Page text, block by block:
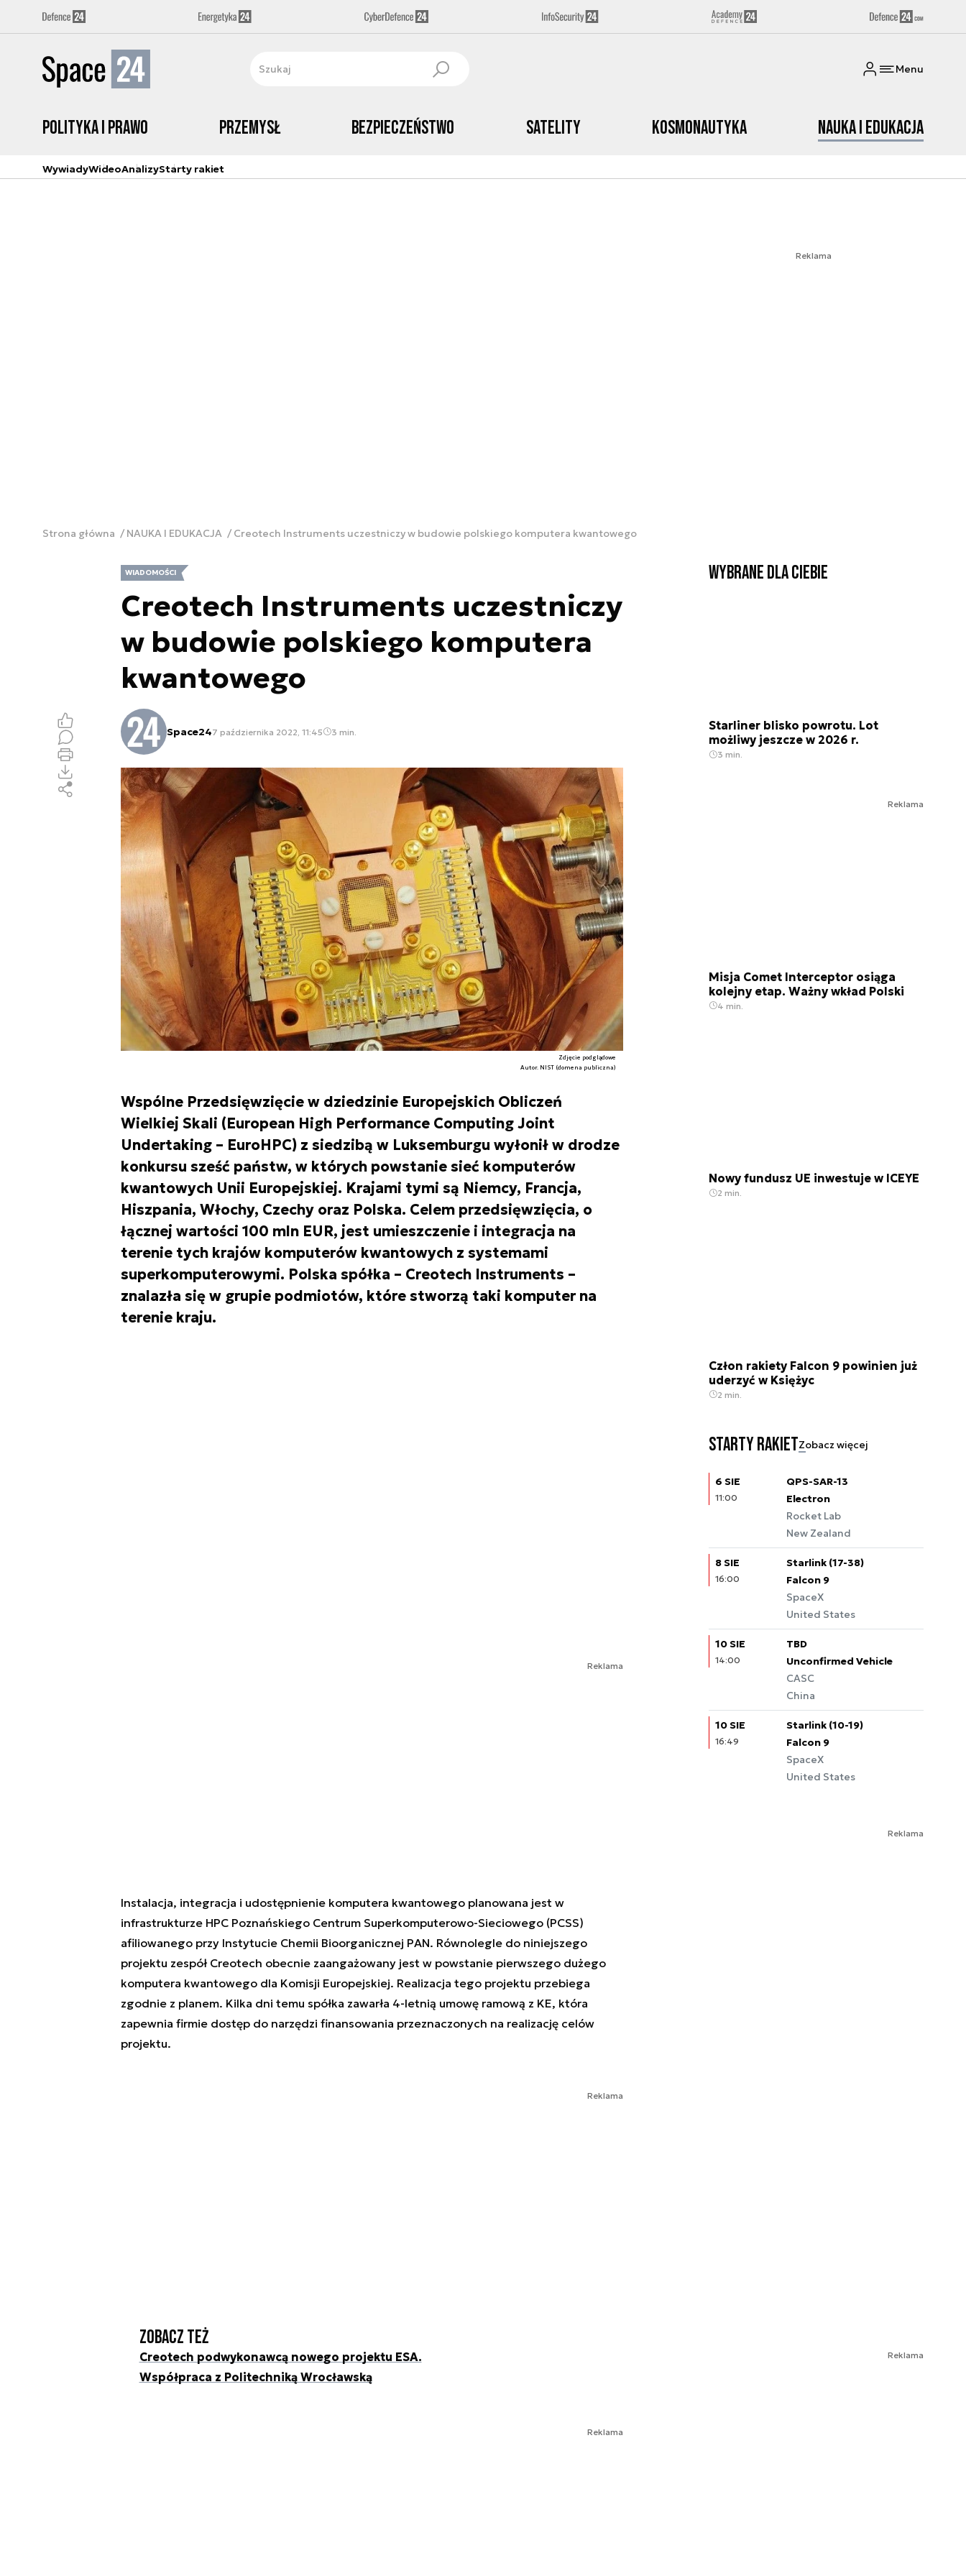
Menu
Polityka i prawo Przemysł Bezpieczeństwo Satelity Kosmonautyka Nauka i edukacja
WywiadyWideoAnalizyStarty rakiet
Reklama
Strona główna NAUKA I EDUKACJA Creotech Instruments uczestniczy w budowie polskiego komputera kwantowego
WIADOMOŚCI
Creotech Instruments uczestniczy
w budowie polskiego komputera
kwantowego
Space247 października 2022, 11:45 3 min.
Zdjęcie podglądowe
Autor. NIST (domena publiczna)
Wspólne Przedsięwzięcie w dziedzinie Europejskich Obliczeń
Wielkiej Skali (European High Performance Computing Joint
Undertaking – EuroHPC) z siedzibą w Luksemburgu wyłonił w drodze
konkursu sześć państw, w których powstanie sieć komputerów
kwantowych Unii Europejskiej. Krajami tymi są Niemcy, Francja,
Hiszpania, Włochy, Czechy oraz Polska. Celem przedsięwzięcia, o
łącznej wartości 100 mln EUR, jest umieszczenie i integracja na
terenie tych krajów komputerów kwantowych z systemami
superkomputerowymi. Polska spółka – Creotech Instruments –
znalazła się w grupie podmiotów, które stworzą taki komputer na
terenie kraju.
Reklama
Instalacja, integracja i udostępnienie komputera kwantowego planowana jest w
infrastrukturze HPC Poznańskiego Centrum Superkomputerowo-Sieciowego (PCSS)
afiliowanego przy Instytucie Chemii Bioorganicznej PAN. Równolegle do niniejszego
projektu zespół Creotech obecnie zaangażowany jest w powstanie pierwszego dużego
komputera kwantowego dla Komisji Europejskiej. Realizacja tego projektu przebiega
zgodnie z planem. Kilka dni temu spółka zawarła 4-letnią umowę ramową z KE, która
zapewnia firmie dostęp do narzędzi finansowania przeznaczonych na realizację celów
projektu.
Reklama
Zobacz też
Creotech podwykonawcą nowego projektu ESA.
Współpraca z Politechniką Wrocławską
Reklama
Wybrane dla Ciebie
Starliner blisko powrotu. Lot
możliwy jeszcze w 2026 r.
3 min.
Reklama
Misja Comet Interceptor osiąga
kolejny etap. Ważny wkład Polski
4 min.
Nowy fundusz UE inwestuje w ICEYE
2 min.
Człon rakiety Falcon 9 powinien już
uderzyć w Księżyc
2 min.
Starty rakietZobacz więcej
6 SIE
11:00
QPS-SAR-13
Electron
Rocket Lab
New Zealand
8 SIE
16:00
Starlink (17-38)
Falcon 9
SpaceX
United States
10 SIE
14:00
TBD
Unconfirmed Vehicle
CASC
China
10 SIE
16:49
Starlink (10-19)
Falcon 9
SpaceX
United States
Reklama
Reklama